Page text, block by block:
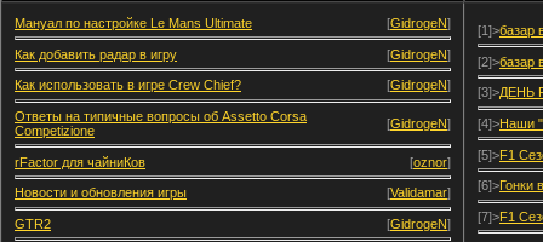
Мануал по настройке Le Mans Ultimate [GidrogeN]
Как добавить радар в игру [GidrogeN]
Как использовать в игре Crew Chief? [GidrogeN]
Ответы на типичные вопросы об Assetto Corsa
Competizione
[GidrogeN]
rFactor для чайниКов [oznor]
Новости и обновления игры [Validamar]
GTR2 [GidrogeN]
[1]>базар
[2]>базар
[3]>ДЕНЬ
[4]>Наши
[5]>F1
[6]>Гонки
[7]>F1